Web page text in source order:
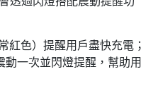
紅色）提醒用戶盡快充電；
動一次並閃燈提醒，幫助用